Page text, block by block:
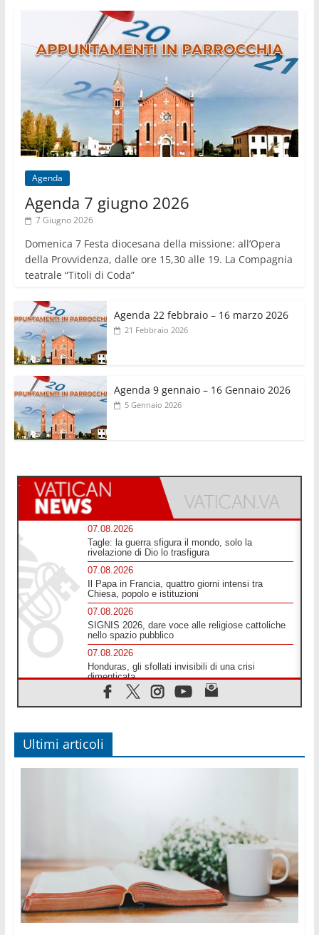
Agenda
Agenda 7 giugno 2026
7 Giugno 2026
Domenica 7 Festa diocesana della missione: all’Opera
della Provvidenza, dalle ore 15,30 alle 19. La Compagnia
teatrale “Titoli di Coda”
Agenda 22 febbraio – 16 marzo 2026
21 Febbraio 2026
Agenda 9 gennaio – 16 Gennaio 2026
5 Gennaio 2026
07.08.2026
Tagle: la guerra sfigura il mondo, solo la
rivelazione di Dio lo trasfigura
07.08.2026
Il Papa in Francia, quattro giorni intensi tra
Chiesa, popolo e istituzioni
07.08.2026
SIGNIS 2026, dare voce alle religiose cattoliche
nello spazio pubblico
07.08.2026
Honduras, gli sfollati invisibili di una crisi
dimenticata
07.08.2026
Italia, Antigone: carceri al limite della
07.08.2026
Parolin conclude il viaggio in Messico: "La pace
inizia con l'empatia per il dolore altrui"
Gaza, la strage dei bambini non si ferma: 300
morti in 300 giorni
07.08.2026
Medio Oriente, non c'è accordo tra Libano e
Israele
06.08.2026
Il responsabile del "Go! Franciscan Youth
Meeting": da Assisi uno sguardo nuovo
Ultimi articoli